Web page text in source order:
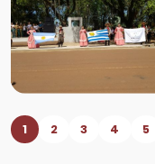
1 2 3 4 5